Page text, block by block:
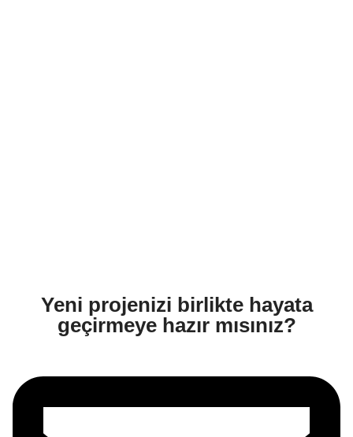
Yeni projenizi birlikte hayata
geçirmeye hazır mısınız?